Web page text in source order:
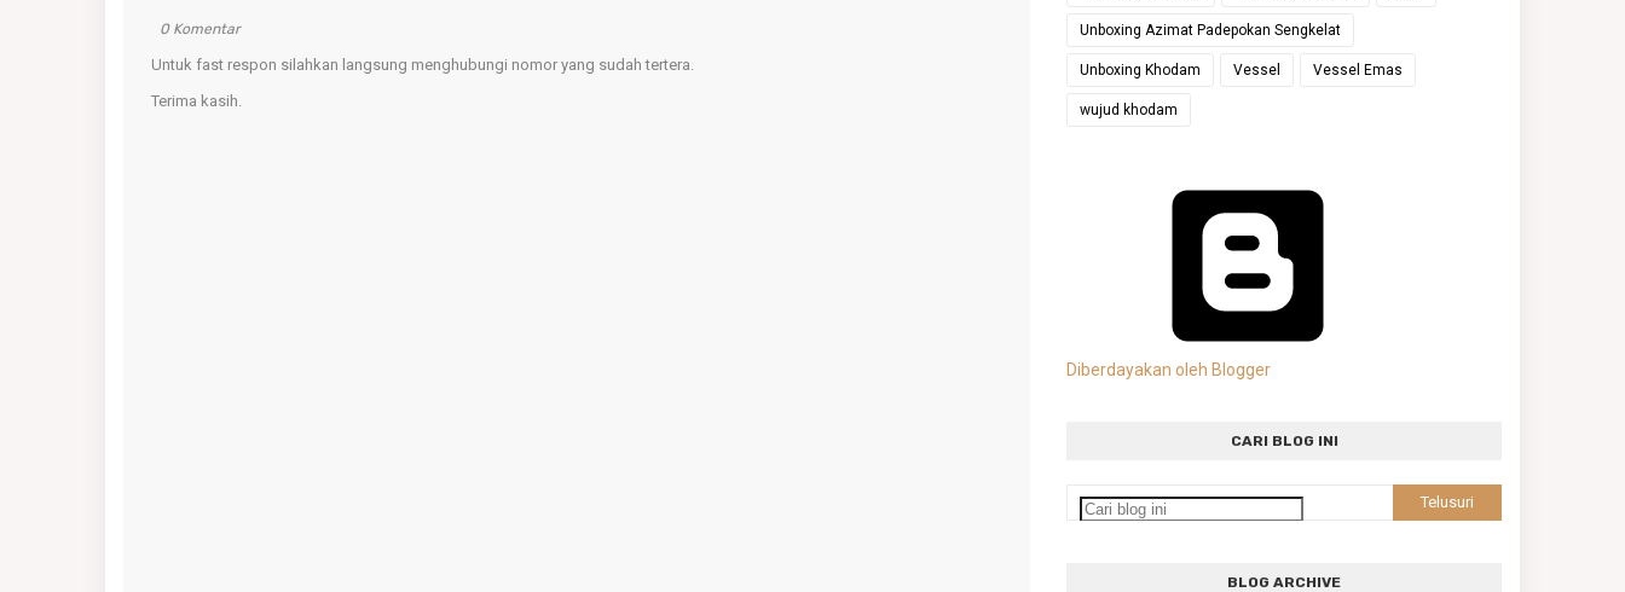
0 Komentar
Untuk fast respon silahkan langsung menghubungi nomor yang sudah tertera.
Terima kasih.
Unboxing Azimat Padepokan Sengkelat
Unboxing Khodam Vessel Vessel Emas
wujud khodam
Diberdayakan oleh Blogger
CARI BLOG INI
BLOG ARCHIVE